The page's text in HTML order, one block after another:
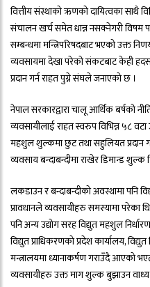
वित्तीय संस्थाको ऋणको दायित्वका साथै
संचालन खर्च समेत धान्न नसक्नेगरी विषम
सम्बन्धमा मन्त्रिपरिषदबाट भएको उक्त
व्यवसायमा देखा परेको संकटबाट केही
प्रदान गर्न राहत पुग्ने संघले जनाएको छ ।
नेपाल सरकारद्वारा चालू आर्थिक बर्षको
व्यवसायीलाई राहत स्वरुप विभिन्न ५८ वटा
महशुल शुल्कमा छुट तथा सहुलियत प्रदान
व्यवसाय बन्दाबन्दीमा राखेर डिमान्ड
लकडाउन र बन्दाबन्दीको अवस्थामा पनि
प्रावधानले व्यवसायीहरु समस्यामा
पनि अन्य उद्योग सरह विद्युत महशुल
विद्युत प्राधिकरणको प्रदेश कार्यालय,
मन्त्रालयमा ध्यानाकर्षण गराउँदै आएको
व्यवसायीहरु उक्त माग शुल्क बुझाउन